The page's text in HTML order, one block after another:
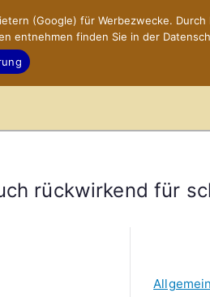
rückwirkend für
(Google) für Werbezwecke.
entnehmen finden Sie in der